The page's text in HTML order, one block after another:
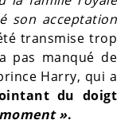
son acceptation
transmise trop
pas manqué de
Harry, qui a
du doigt
».